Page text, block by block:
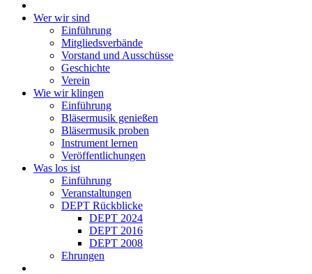
Wer wir sind
Einführung
Mitgliedsverbände
Vorstand und Ausschüsse
Geschichte
Verein
Wie wir klingen
Einführung
Bläsermusik genießen
Bläsermusik proben
Instrument lernen
Veröffentlichungen
Was los ist
Einführung
Veranstaltungen
DEPT Rückblicke
DEPT 2024
DEPT 2016
DEPT 2008
Ehrungen